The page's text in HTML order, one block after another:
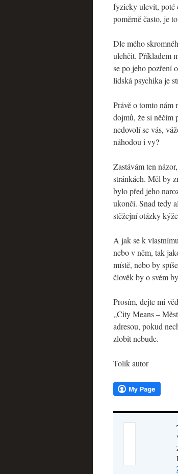
fyzicky ulevit, poté
poměrně často, je
Dle mého
ulehčit. Příkladem
se po jeho pozření
lidská psychika je
Právě o tomto nám
dojmů, že si něčím
nedovolí se vás,
náhodou i vy?
Zastávám ten
stránkách. Měl by
bylo před jeho
ukončí. Snad tedy
stěžejní otázky
A jak se k
nebo v něm, tak
místě, nebo by
člověk by o svém
Prosím, dejte mi
„City Means –
adresou, pokud
zlobit nebude.
Tolik autor